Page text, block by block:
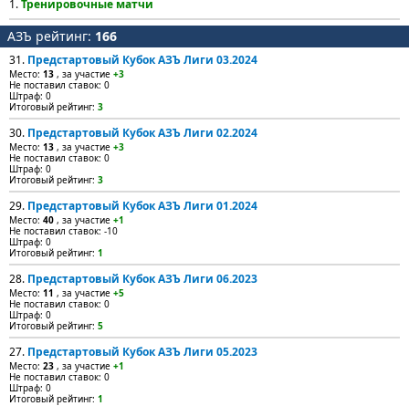
1.Тренировочные матчи
АЗЪ рейтинг: 166
31. Предстартовый Кубок АЗЪ Лиги 03.2024
Место: 13 , за участие +3
Не поставил ставок: 0
Штраф: 0
Итоговый рейтинг: 3
30. Предстартовый Кубок АЗЪ Лиги 02.2024
Место: 13 , за участие +3
Не поставил ставок: 0
Штраф: 0
Итоговый рейтинг: 3
29. Предстартовый Кубок АЗЪ Лиги 01.2024
Место: 40 , за участие +1
Не поставил ставок: -10
Штраф: 0
Итоговый рейтинг: 1
28. Предстартовый Кубок АЗЪ Лиги 06.2023
Место: 11 , за участие +5
Не поставил ставок: 0
Штраф: 0
Итоговый рейтинг: 5
27. Предстартовый Кубок АЗЪ Лиги 05.2023
Место: 23 , за участие +1
Не поставил ставок: 0
Штраф: 0
Итоговый рейтинг: 1